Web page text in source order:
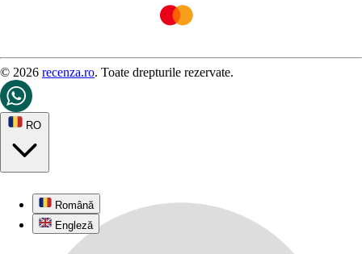
© 2026 recenza.ro. Toate drepturile rezervate.
RO
Română
Engleză